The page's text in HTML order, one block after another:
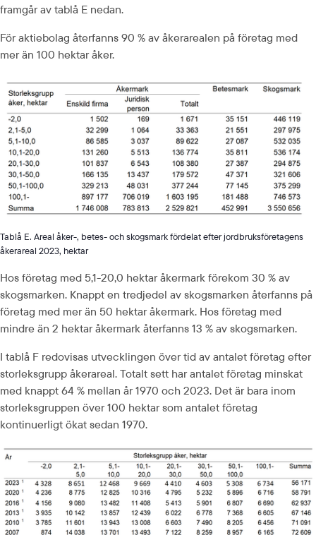
framgår av tablå E nedan.
För aktiebolag återfanns 90 % av åkerarealen på företag med
mer än 100 hektar åker.
Tablå E. Areal åker-, betes- och skogsmark fördelat efter jordbruksföretagens
åkerareal 2023, hektar
Hos företag med 5,1-20,0 hektar åkermark förekom 30 % av
skogsmarken. Knappt en tredjedel av skogsmarken återfanns på
företag med mer än 50 hektar åkermark. Hos företag med
mindre än 2 hektar åkermark återfanns 13 % av skogsmarken.
I tablå F redovisas utvecklingen över tid av antalet företag efter
storleksgrupp åkerareal. Totalt sett har antalet företag minskat
med knappt 64 % mellan år 1970 och 2023. Det är bara inom
storleksgruppen över 100 hektar som antalet företag
kontinuerligt ökat sedan 1970.